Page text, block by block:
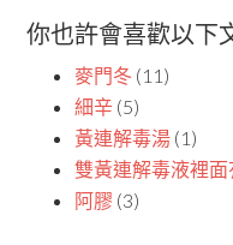
你也許會喜歡以下
麥門冬 (11)
細辛 (5)
黃連解毒湯 (1)
雙黃連解毒液裡面
阿膠 (3)